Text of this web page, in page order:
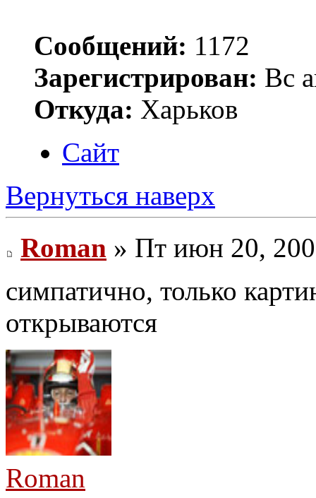
Сообщений: 1172
Зарегистрирован: Вс
Откуда: Харьков
Сайт
Вернуться наверх
Roman » Пт июн 20,
симпатично, только
открываются
Roman